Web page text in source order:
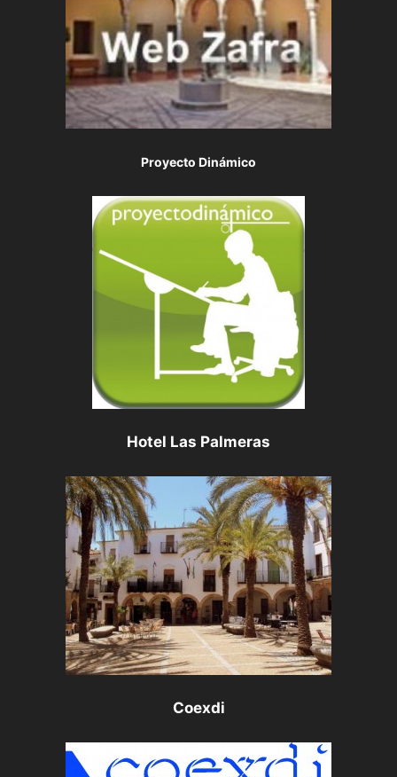
Proyecto Dinámico
Hotel Las Palmeras
Coexdi